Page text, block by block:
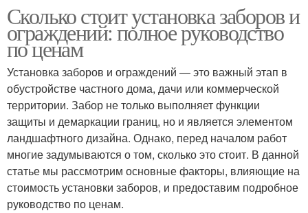
Сколько стоит установка заборов и
ограждений: полное руководство
по ценам
Установка заборов и ограждений — это важный этап в
обустройстве частного дома, дачи или коммерческой
территории. Забор не только выполняет функции
защиты и демаркации границ, но и является элементом
ландшафтного дизайна. Однако, перед началом работ
многие задумываются о том, сколько это стоит. В данной
статье мы рассмотрим основные факторы, влияющие на
стоимость установки заборов, и предоставим подробное
руководство по ценам.